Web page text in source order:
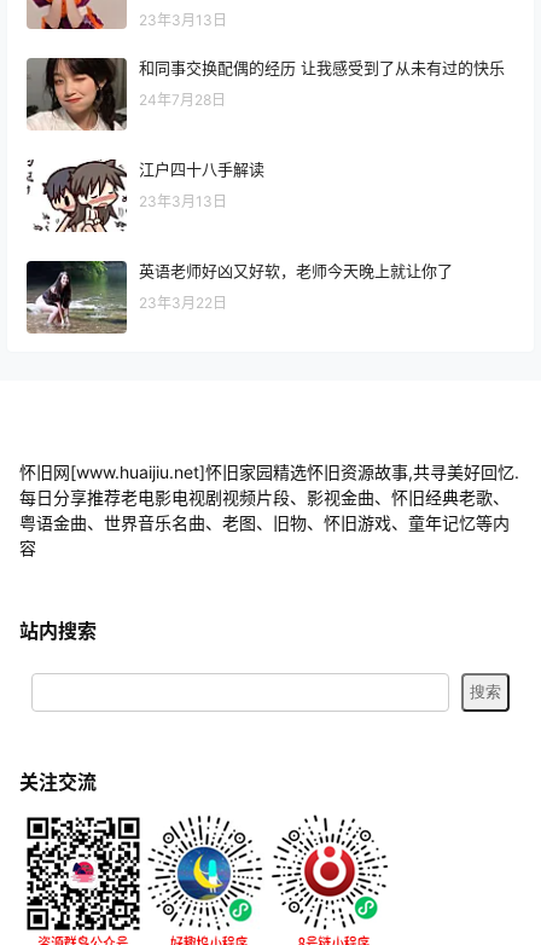
23年3月13日
和同事交换配偶的经历 让我感受到了从未有过的快乐
24年7月28日
江户四十八手解读
23年3月13日
英语老师好凶又好软，老师今天晚上就让你了
23年3月22日
怀旧网[www.huaijiu.net]怀旧家园精选怀旧资源故事,共寻美好回忆.
每日分享推荐老电影电视剧视频片段、影视金曲、怀旧经典老歌、
粤语金曲、世界音乐名曲、老图、旧物、怀旧游戏、童年记忆等内
容
站内搜索
关注交流